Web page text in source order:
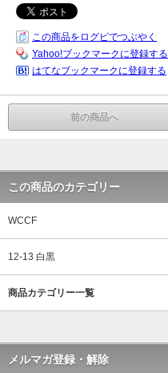
この商品をログピでつぶやく
Yahoo!ブックマークに登録する
はてなブックマークに登録する
前の商品へ
この商品のカテゴリー
WCCF
12-13 白黒
商品カテゴリー一覧
メルマガ登録・解除